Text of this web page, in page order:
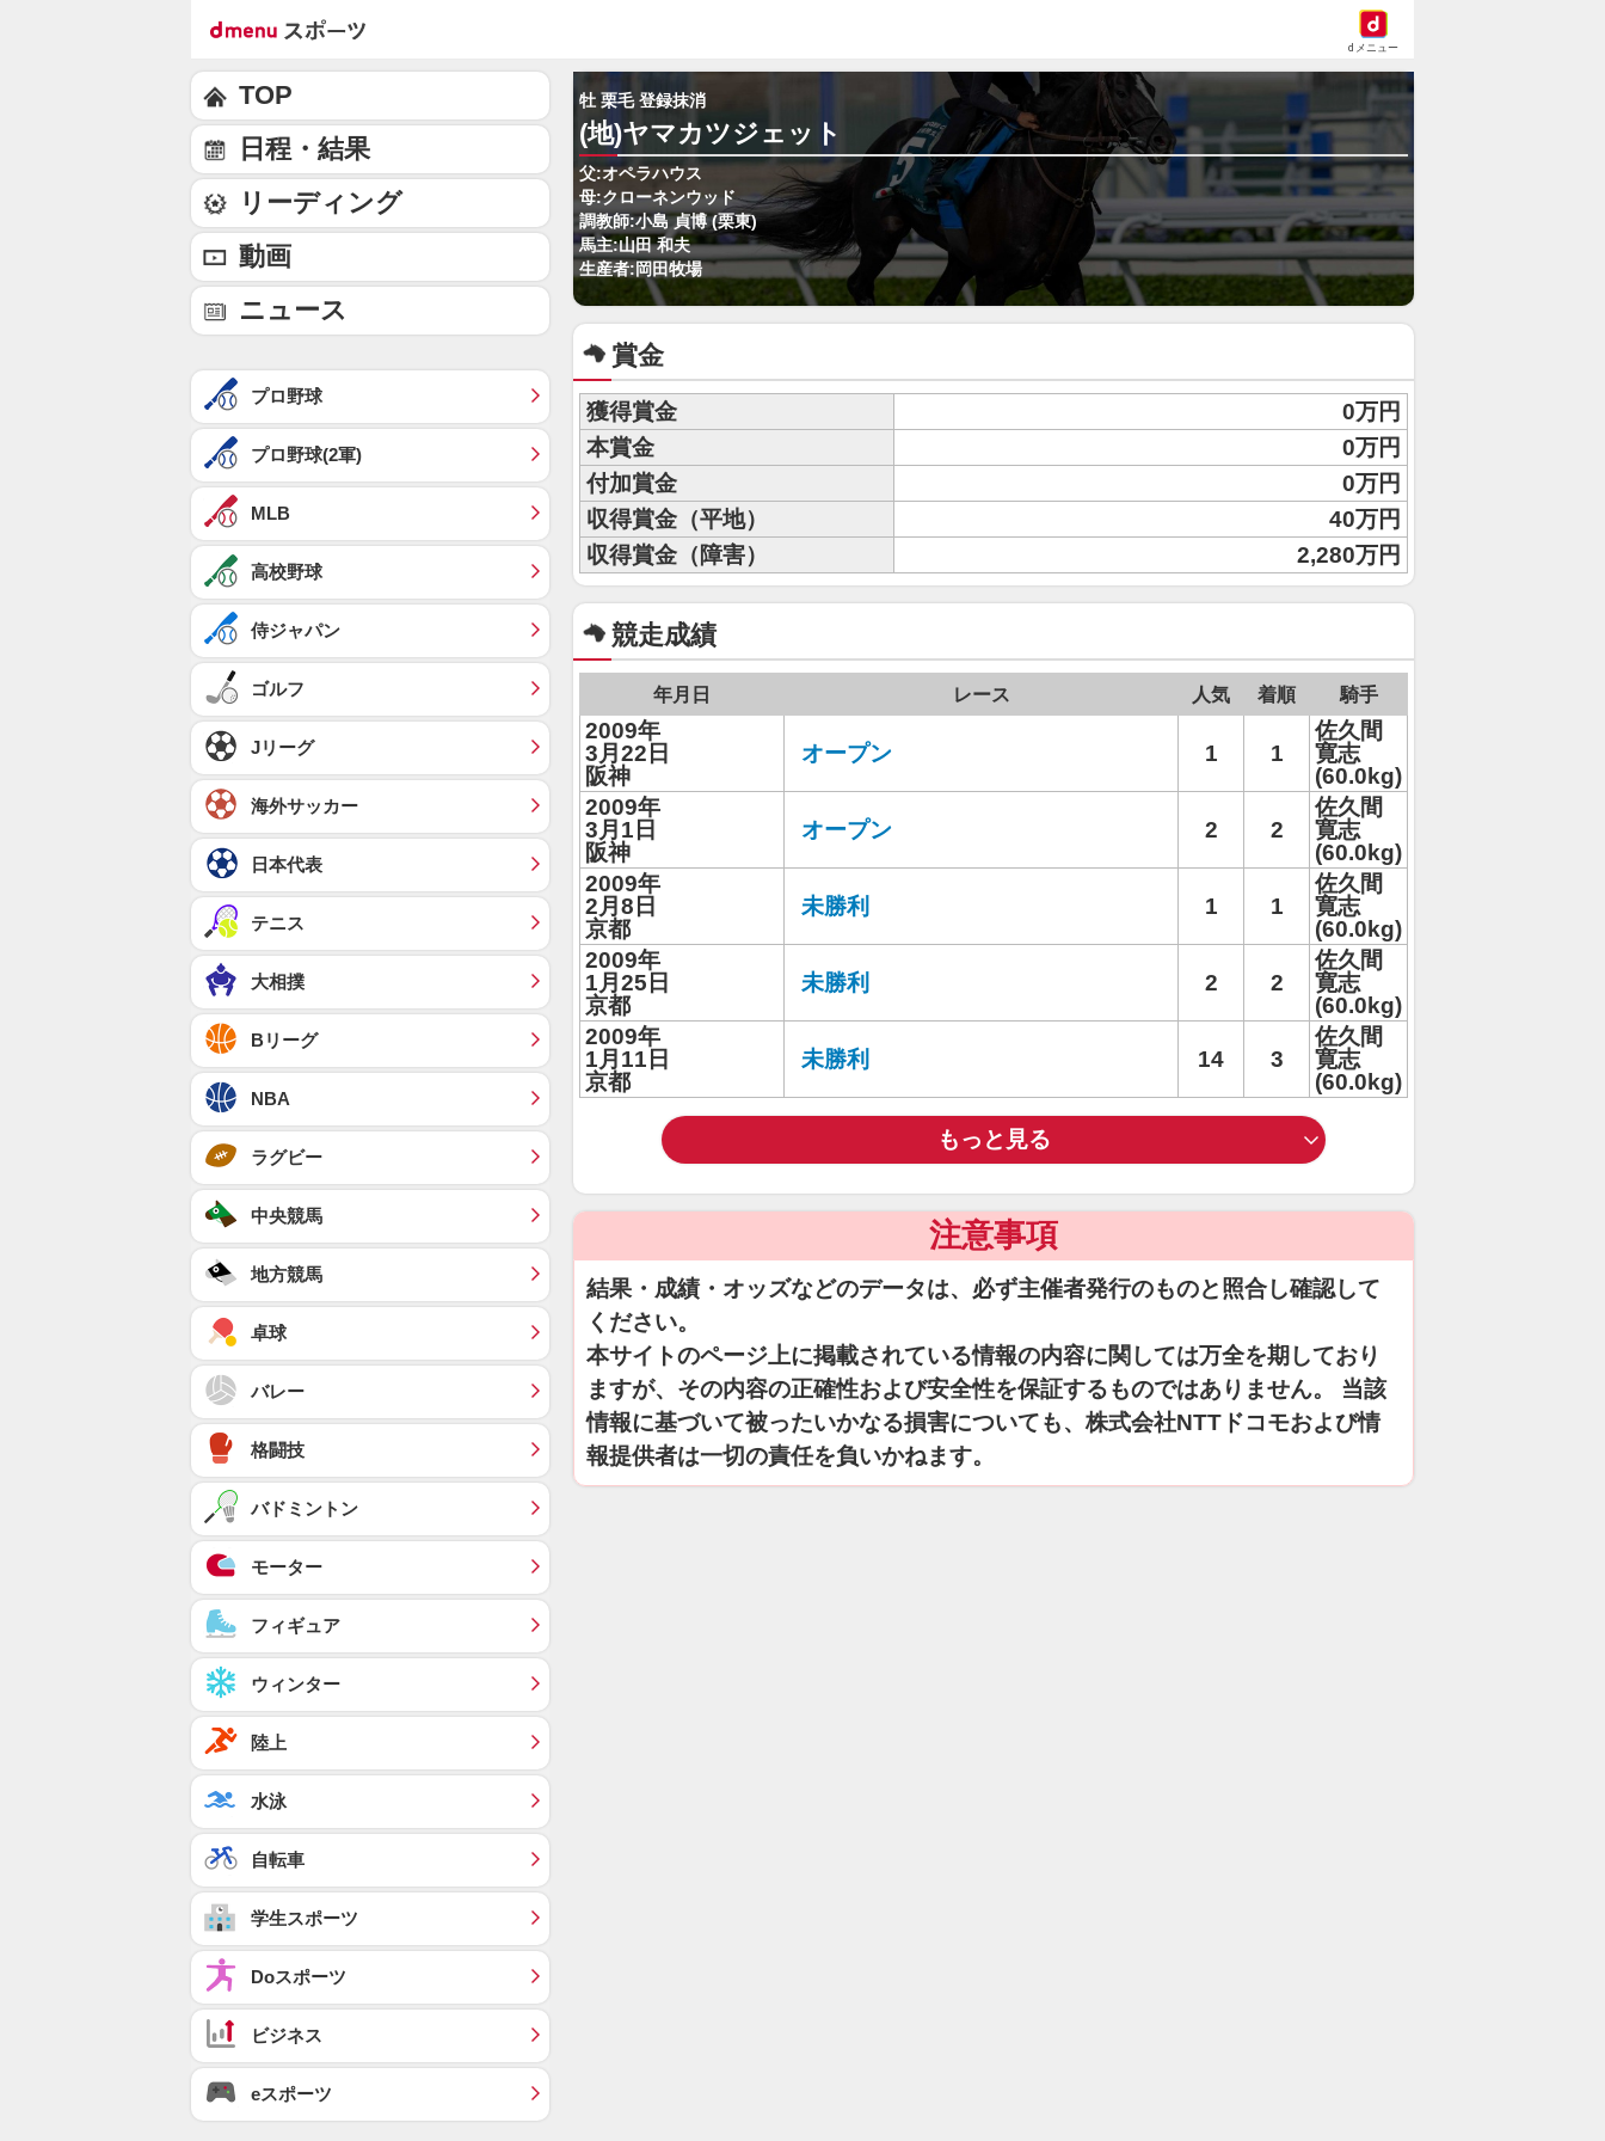
dメニュー
牡 栗毛 登録抹消
(地)ヤマカツジェット
父:オペラハウス
母:クローネンウッド
調教師:小島 貞博 (栗東)
馬主:山田 和夫
生産者:岡田牧場
賞金
獲得賞金
0万円
本賞金
0万円
付加賞金
0万円
収得賞金（平地）
40万円
収得賞金（障害）
2,280万円
競走成績
年月日 レース 人気 着順 騎手
2009年
3月22日
阪神
オープン 1 1
佐久間
寛志
(60.0kg)
2009年
3月1日
阪神
オープン 2 2
佐久間
寛志
(60.0kg)
2009年
2月8日
京都
未勝利 1 1
佐久間
寛志
(60.0kg)
2009年
1月25日
京都
未勝利 2 2
佐久間
寛志
(60.0kg)
2009年
1月11日
京都
未勝利 14 3
佐久間
寛志
(60.0kg)
もっと見る
注意事項
結果・成績・オッズなどのデータは、必ず主催者発行のものと照合し確認して
ください。
本サイトのページ上に掲載されている情報の内容に関しては万全を期しており
ますが、その内容の正確性および安全性を保証するものではありません。 当該
情報に基づいて被ったいかなる損害についても、株式会社NTTドコモおよび情
報提供者は一切の責任を負いかねます。
TOP
日程・結果
リーディング
動画
ニュース
プロ野球
プロ野球(2軍)
MLB
高校野球
侍ジャパン
ゴルフ
Jリーグ
海外サッカー
日本代表
テニス
大相撲
Bリーグ
NBA
ラグビー
中央競馬
地方競馬
卓球
バレー
格闘技
バドミントン
モーター
フィギュア
ウィンター
陸上
水泳
自転車
学生スポーツ
Doスポーツ
ビジネス
eスポーツ